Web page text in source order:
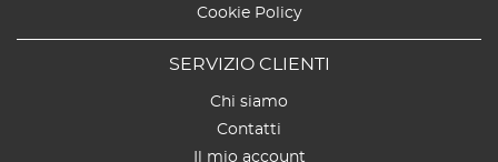
Cookie Policy
SERVIZIO CLIENTI
Chi siamo
Contatti
Il mio account